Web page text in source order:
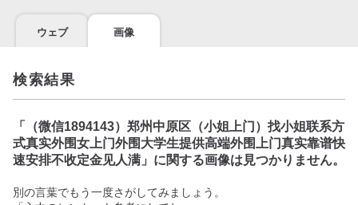
を
調
べ
よ
う
ウェブ 画像
検索結果
「
（微信1894143）郑州中原区（小姐上门）找小姐联系方
式真实外围女上门外围大学生提供高端外围上门真实靠谱快
速安排不收定金见人满 」に関する画像は見つかりません。
別の言葉でもう一度さがしてみましょう。